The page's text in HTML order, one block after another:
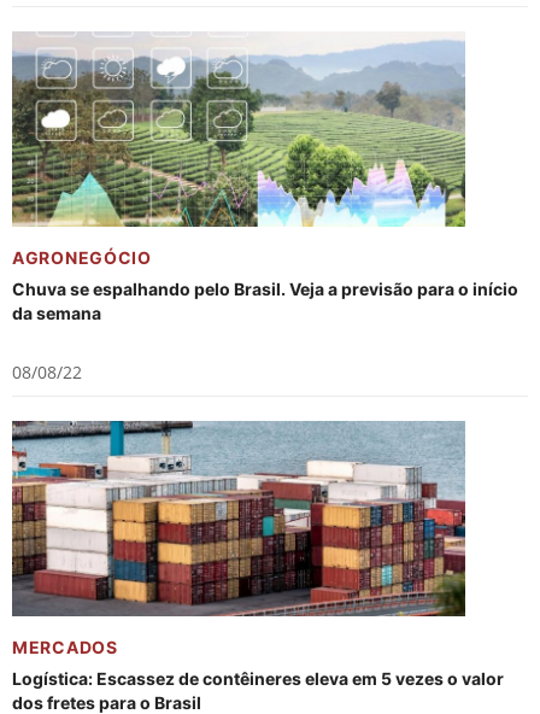
AGRONEGÓCIO
Chuva se espalhando pelo Brasil. Veja a previsão para o início
da semana
08/08/22
MERCADOS
Logística: Escassez de contêineres eleva em 5 vezes o valor
dos fretes para o Brasil